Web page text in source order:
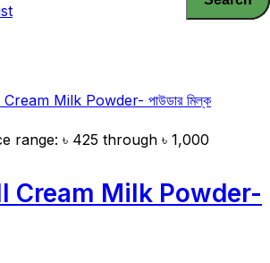
range: ৳ 425 through ৳ 1,000
Cream Milk Powder-